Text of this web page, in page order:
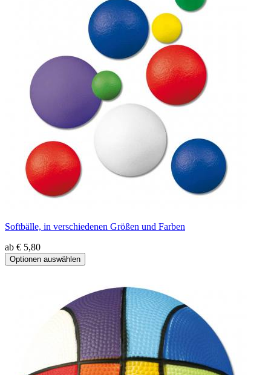
Softbälle, in verschiedenen Größen und Farben
ab € 5,80